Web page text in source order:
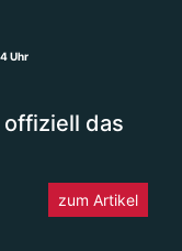
Uhr
das
zum Artikel